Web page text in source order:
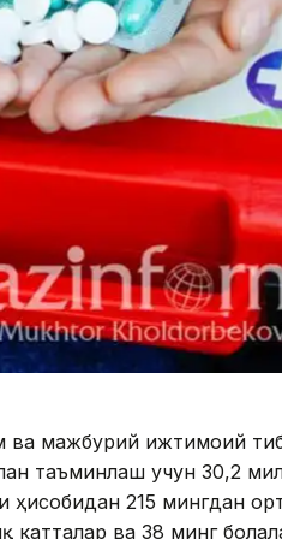
ва мажбурий ижтимоий
таъминлаш учун 30,2
ҳисобидан 215 мингдан
катталар ва 38 минг